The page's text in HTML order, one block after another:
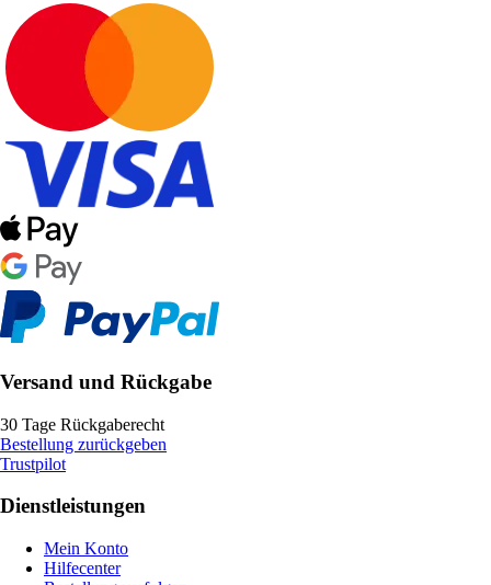
Versand und Rückgabe
30 Tage Rückgaberecht
Bestellung zurückgeben
Trustpilot
Dienstleistungen
Mein Konto
Hilfecenter